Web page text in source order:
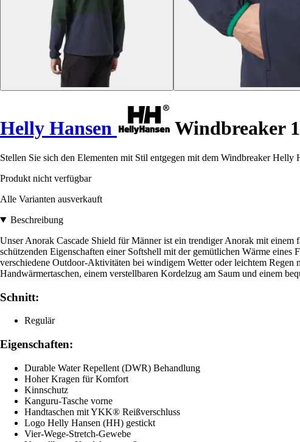
Helly Hansen Windbreaker
Stellen Sie sich den Elementen mit Stil entgegen mit dem Windbreaker
Produkt nicht verfügbar
Alle Varianten ausverkauft
Beschreibung
Unser Anorak Cascade Shield für Männer ist ein trendiger Anorak mit
schützenden Eigenschaften einer Softshell mit der gemütlichen Wärme
verschiedene Outdoor-Aktivitäten bei windigem Wetter oder leichtem
Handwärmertaschen, einem verstellbaren Kordelzug am Saum und einem
Schnitt:
Regulär
Eigenschaften:
Durable Water Repellent (DWR) Behandlung
Hoher Kragen für Komfort
Kinnschutz
Kanguru-Tasche vorne
Handtaschen mit YKK® Reißverschluss
Logo Helly Hansen (HH) gestickt
Vier-Wege-Stretch-Gewebe